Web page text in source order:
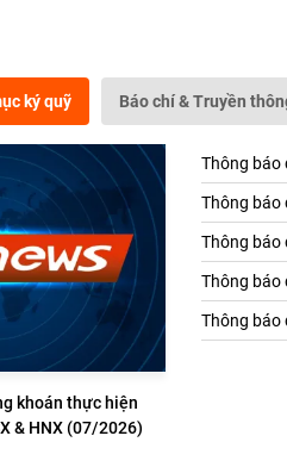
ký quỹ Báo chí & Truyền
khoán thực hiện
& HNX (07/2026)
Thông báo
Thông báo
Thông báo
Thông báo
Thông báo